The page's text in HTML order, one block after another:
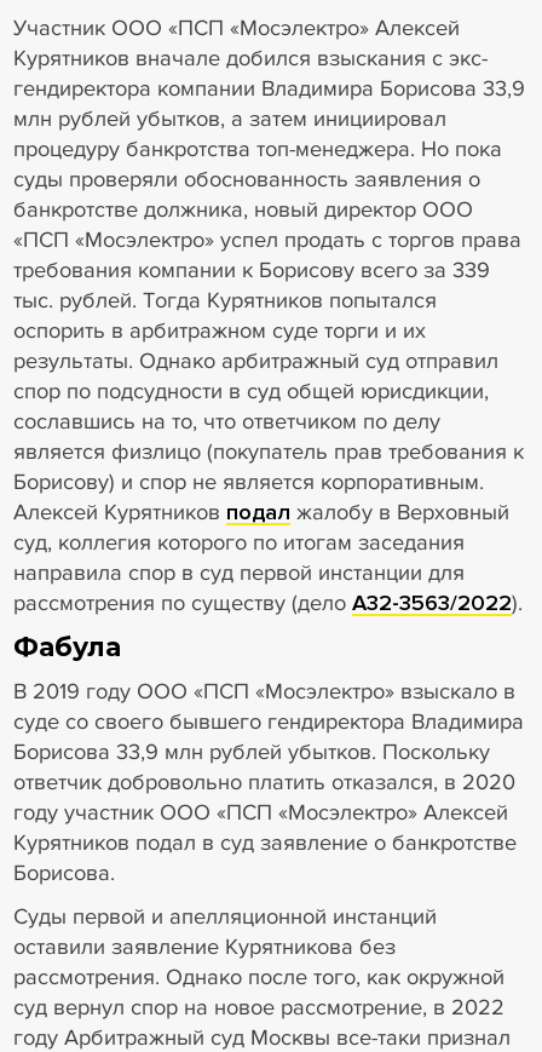
Участник ООО «ПСП «Мосэлектро» Алексей
Курятников вначале добился взыскания с экс-
гендиректора компании Владимира Борисова 33,9
млн рублей убытков, а затем инициировал
процедуру банкротства топ-менеджера. Но пока
суды проверяли обоснованность заявления о
банкротстве должника, новый директор ООО
«ПСП «Мосэлектро» успел продать с торгов права
требования компании к Борисову всего за 339
тыс. рублей. Тогда Курятников попытался
оспорить в арбитражном суде торги и их
результаты. Однако арбитражный суд отправил
спор по подсудности в суд общей юрисдикции,
сославшись на то, что ответчиком по делу
является физлицо (покупатель прав требования к
Борисову) и спор не является корпоративным.
Алексей Курятников подал жалобу в Верховный
суд, коллегия которого по итогам заседания
направила спор в суд первой инстанции для
рассмотрения по существу (дело А32-3563/2022).
Фабула
В 2019 году ООО «ПСП «Мосэлектро» взыскало в
суде со своего бывшего гендиректора Владимира
Борисова 33,9 млн рублей убытков. Поскольку
ответчик добровольно платить отказался, в 2020
году участник ООО «ПСП «Мосэлектро» Алексей
Курятников подал в суд заявление о банкротстве
Борисова.
Суды первой и апелляционной инстанций
оставили заявление Курятникова без
рассмотрения. Однако после того, как окружной
суд вернул спор на новое рассмотрение, в 2022
году Арбитражный суд Москвы все-таки признал